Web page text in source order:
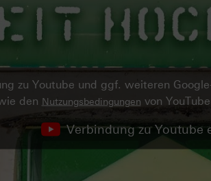
zu Youtube und ggf. weiteren
den Nutzungsbedingungen von
Verbindung zu Youtube